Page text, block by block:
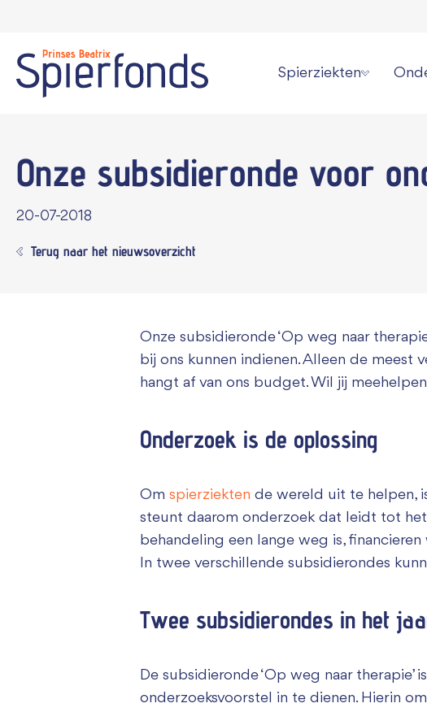
Spierziekten
Overzicht alle
Onze subsidieronde voor
20-07-2018
Terug naar het nieuwsoverzicht
Onze subsidieronde ‘Op weg naar
bij ons kunnen indienen. Alleen de meest
hangt af van ons budget. Wil jij
Onderzoek is de oplossing
Om spierziekten de wereld uit te helpen,
steunt daarom onderzoek dat leidt tot
behandeling een lange weg is,
In twee verschillende subsidierondes
Twee subsidierondes in het
De subsidieronde ‘Op weg naar
onderzoeksvoorstel in te dienen. Hierin